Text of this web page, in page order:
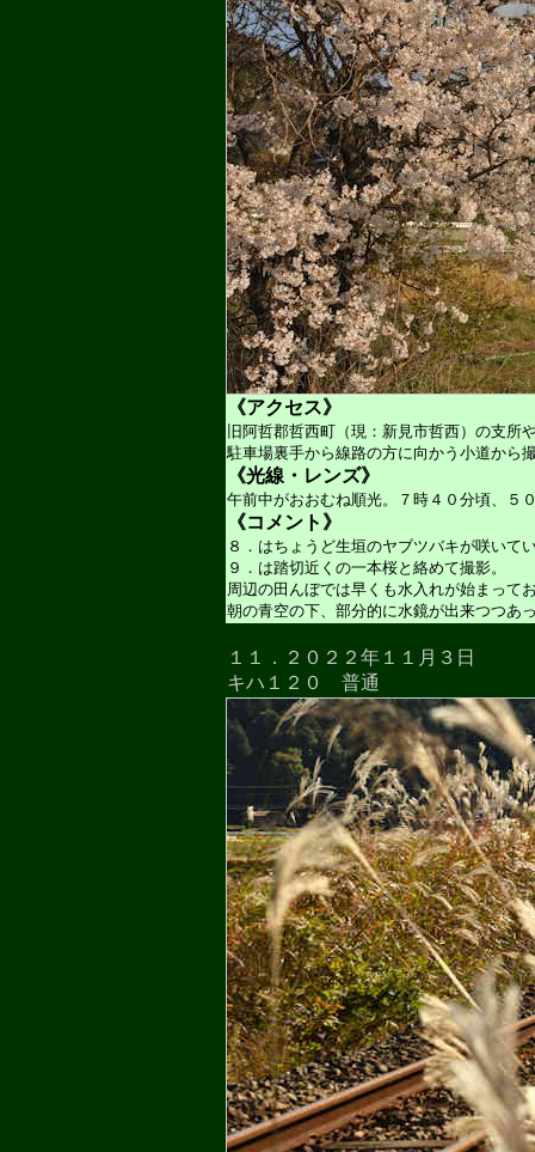
《アクセス》
旧阿哲郡哲西町（現：新見市哲西）の支所
駐車場裏手から線路の方に向かう小道から
《光線・レンズ》
午前中がおおむね順光。７時４０分頃、５
《コメント》
８．はちょうど生垣のヤブツバキが咲いて
９．は踏切近くの一本桜と絡めて撮影。
周辺の田んぼでは早くも水入れが始まって
朝の青空の下、部分的に水鏡が出来つつあ
１１．２０２２年１１月３日
キハ１２０ 普通